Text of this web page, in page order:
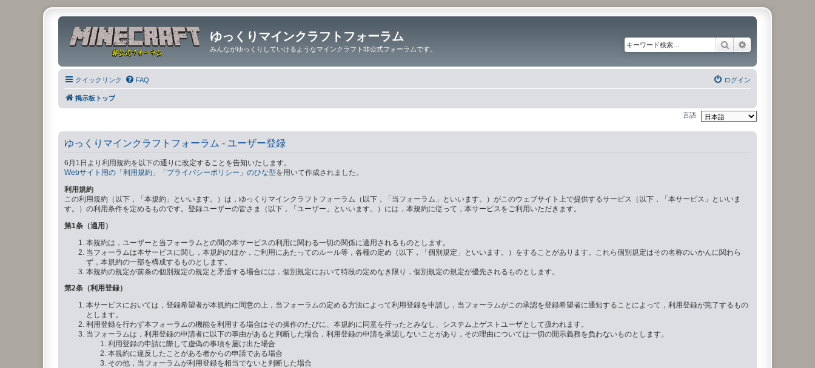
ゆっくりマインクラフトフォーラム
みんながゆっくりしていけるようなマインクラフト非公式フォーラムです。 検索
クイックリンク FAQ ログイン
掲示板トップ
言語:
ゆっくりマインクラフトフォーラム - ユーザー登録
6月1日より利用規約を以下の通りに改定することを告知いたします。
Webサイト用の「利用規約」「プライバシーポリシー」のひな型を用いて作成されました。
利用規約
この利用規約（以下，「本規約」といいます。）は，ゆっくりマインクラフトフォーラム（以下，「当フォーラム」といいます。）がこのウェブサイト上で提供するサービス（以下，「本サービス」といいま
す。）の利用条件を定めるものです。登録ユーザーの皆さま（以下，「ユーザー」といいます。）には，本規約に従って，本サービスをご利用いただきます。
第1条（適用）
本規約は，ユーザーと当フォーラムとの間の本サービスの利用に関わる一切の関係に適用されるものとします。
当フォーラムは本サービスに関し，本規約のほか，ご利用にあたってのルール等，各種の定め（以下，「個別規定」といいます。）をすることがあります。これら個別規定はその名称のいかんに関わら
ず，本規約の一部を構成するものとします。
本規約の規定が前条の個別規定の規定と矛盾する場合には，個別規定において特段の定めなき限り，個別規定の規定が優先されるものとします。
第2条（利用登録）
本サービスにおいては，登録希望者が本規約に同意の上，当フォーラムの定める方法によって利用登録を申請し，当フォーラムがこの承認を登録希望者に通知することによって，利用登録が完了するもの
とします。
利用登録を行わず本フォーラムの機能を利用する場合はその操作のたびに、本規約に同意を行ったとみなし、システム上ゲストユーザとして扱われます。
当フォーラムは，利用登録の申請者に以下の事由があると判断した場合，利用登録の申請を承認しないことがあり，その理由については一切の開示義務を負わないものとします。
利用登録の申請に際して虚偽の事項を届け出た場合
本規約に違反したことがある者からの申請である場合
その他，当フォーラムが利用登録を相当でないと判断した場合